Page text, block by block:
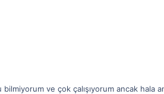
ve çok çalışıyorum ancak hala